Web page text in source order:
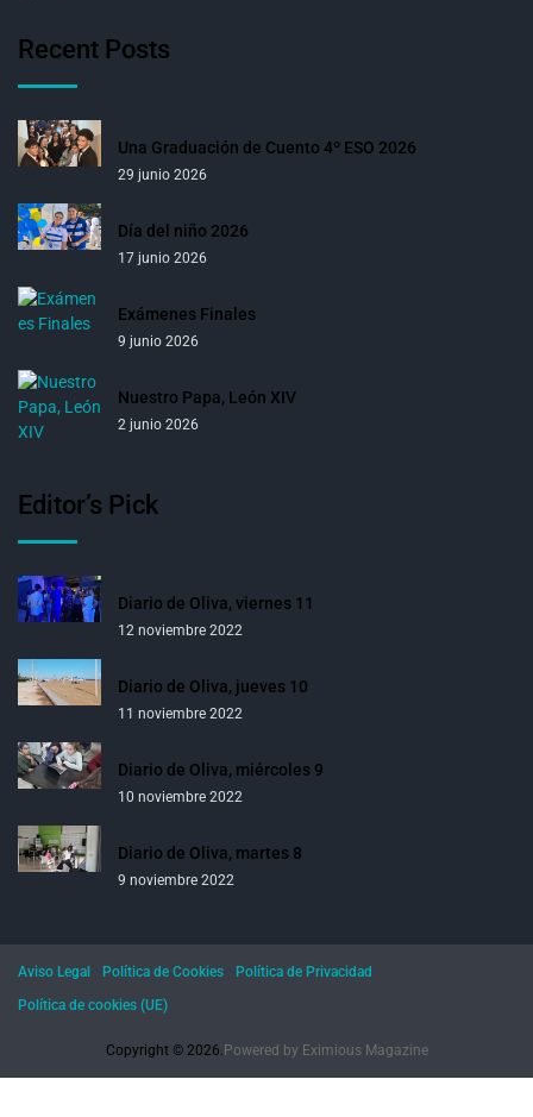
Recent Posts
Una Graduación de Cuento 4º ESO 2026
29 junio 2026
Día del niño 2026
17 junio 2026
Exámenes Finales
9 junio 2026
Nuestro Papa, León XIV
2 junio 2026
Editor’s Pick
Diario de Oliva, viernes 11
12 noviembre 2022
Diario de Oliva, jueves 10
11 noviembre 2022
Diario de Oliva, miércoles 9
10 noviembre 2022
Diario de Oliva, martes 8
9 noviembre 2022
Copyright © 2026. Powered by Eximious Magazine
Aviso Legal Política de Cookies
Política de Privacidad
Política de cookies (UE)